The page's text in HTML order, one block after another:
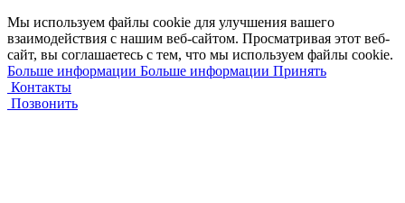
Мы используем файлы cookie для улучшения вашего
взаимодействия с нашим веб-сайтом. Просматривая этот веб-
сайт, вы соглашаетесь с тем, что мы используем файлы cookie.
Больше информации Больше информации Принять
Контакты
Позвонить